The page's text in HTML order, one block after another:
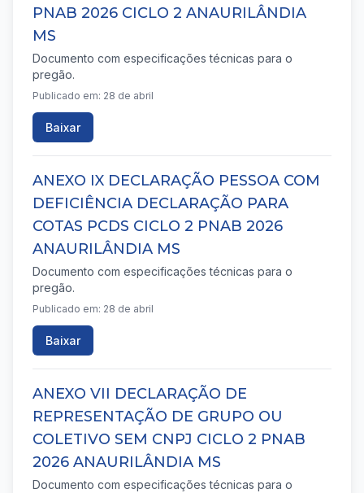
PNAB 2026 CICLO 2 ANAURILÂNDIA
MS
Documento com especificações técnicas para o
pregão.
Publicado em: 28 de abril
Baixar
ANEXO IX DECLARAÇÃO PESSOA COM
DEFICIÊNCIA DECLARAÇÃO PARA
COTAS PCDS CICLO 2 PNAB 2026
ANAURILÂNDIA MS
Documento com especificações técnicas para o
pregão.
Publicado em: 28 de abril
Baixar
ANEXO VII DECLARAÇÃO DE
REPRESENTAÇÃO DE GRUPO OU
COLETIVO SEM CNPJ CICLO 2 PNAB
2026 ANAURILÂNDIA MS
Documento com especificações técnicas para o